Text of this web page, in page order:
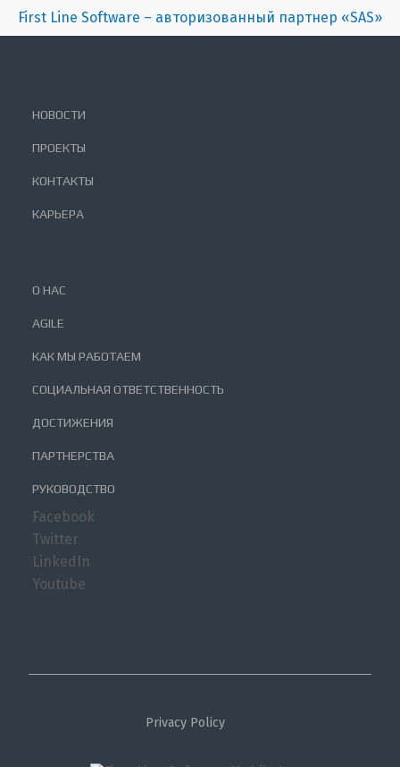
First Line Software – авторизованный партнер «SAS»
НОВОСТИ
ПРОЕКТЫ
КОНТАКТЫ
КАРЬЕРА
О НАС
AGILE
КАК МЫ РАБОТАЕМ
СОЦИАЛЬНАЯ ОТВЕТСТВЕННОСТЬ
ДОСТИЖЕНИЯ
ПАРТНЕРСТВА
РУКОВОДСТВО
Facebook
Twitter
LinkedIn
Youtube
Privacy Policy